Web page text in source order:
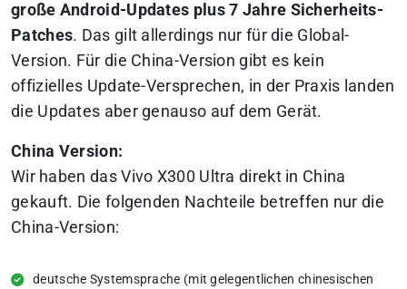
große Android-Updates plus 7 Jahre Sicherheits-
Patches. Das gilt allerdings nur für die Global-
Version. Für die China-Version gibt es kein
offizielles Update-Versprechen, in der Praxis landen
die Updates aber genauso auf dem Gerät.
China Version:
Wir haben das Vivo X300 Ultra direkt in China
gekauft. Die folgenden Nachteile betreffen nur die
China-Version:
deutsche Systemsprache (mit gelegentlichen chinesischen